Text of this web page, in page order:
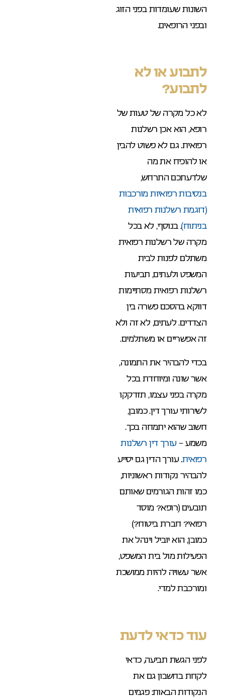
השונות שעומדות בפני הזוג
ובפני הרופאים.
לתבוע או לא
לתבוע?
לא כל מקרה של טעות של
רופא, הוא אכן רשלנות
רפואית. גם לא פשוט להבין
או להוכיח את מה
שלדעתכם התרחש,
בנסיבות רפואיות מורכבות
(דוגמת רשלנות רפואית
בניתוח). בנוסף, לא בכל
מקרה של רשלנות רפואית
משתלם לפנות לבית
המשפט ולעתים, תביעות
רשלנות רפואית מסתיימות
דווקא בהסכם פשרה בין
הצדדים. לעתים, לא זה ולא
זה אפשריים או משתלמים.
בכדי להבהיר את התמונה,
אשר שונה ומיוחדת בכל
מקרה בפני עצמו, תזדקקו
לשירותי עורך דין. כמובן,
חשוב שהוא יתמחה בכך.
משמע – עורך דין רשלנות
רפואית. עורך הדין גם יסייע
להבהיר נקודות ראשוניות,
כמו זהות הגורמים שאותם
תובעים (רופא? מוסד
רפואי? חברת ביטוח?)
כמובן, הוא יוביל וינהל את
הפעילות מול בית המשפט,
אשר עשויה להיות ממושכת
ומורכבת למדי.
עוד כדאי לדעת
לפני הגשת תביעה, כדאי
לקחת בחשבון גם את
הנקודות הבאות: פגמים